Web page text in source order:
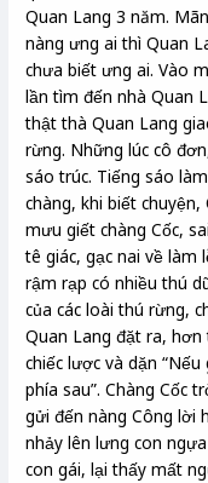
Quan Lang 3 năm.
nàng ưng ai thì Quan
chưa biết ưng ai. Vào
lần tìm đến nhà Quan
thật thà Quan Lang
rừng. Những lúc cô
sáo trúc. Tiếng sáo
chàng, khi biết
mưu giết chàng Cốc,
tê giác, gạc nai về làm
rậm rạp có nhiều thú
của các loài thú rừng,
Quan Lang đặt ra,
chiếc lược và dặn
phía sau”. Chàng Cốc
gửi đến nàng Công lời
nhảy lên lưng con
con gái, lại thấy mất